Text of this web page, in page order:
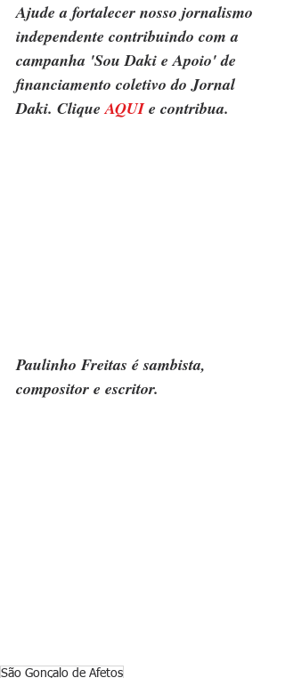
Ajude a fortalecer nosso jornalismo
independente contribuindo com a
campanha 'Sou Daki e Apoio' de
financiamento coletivo do Jornal
Daki. Clique AQUI e contribua.
Paulinho Freitas é sambista,
compositor e escritor.
São Gonçalo de Afetos